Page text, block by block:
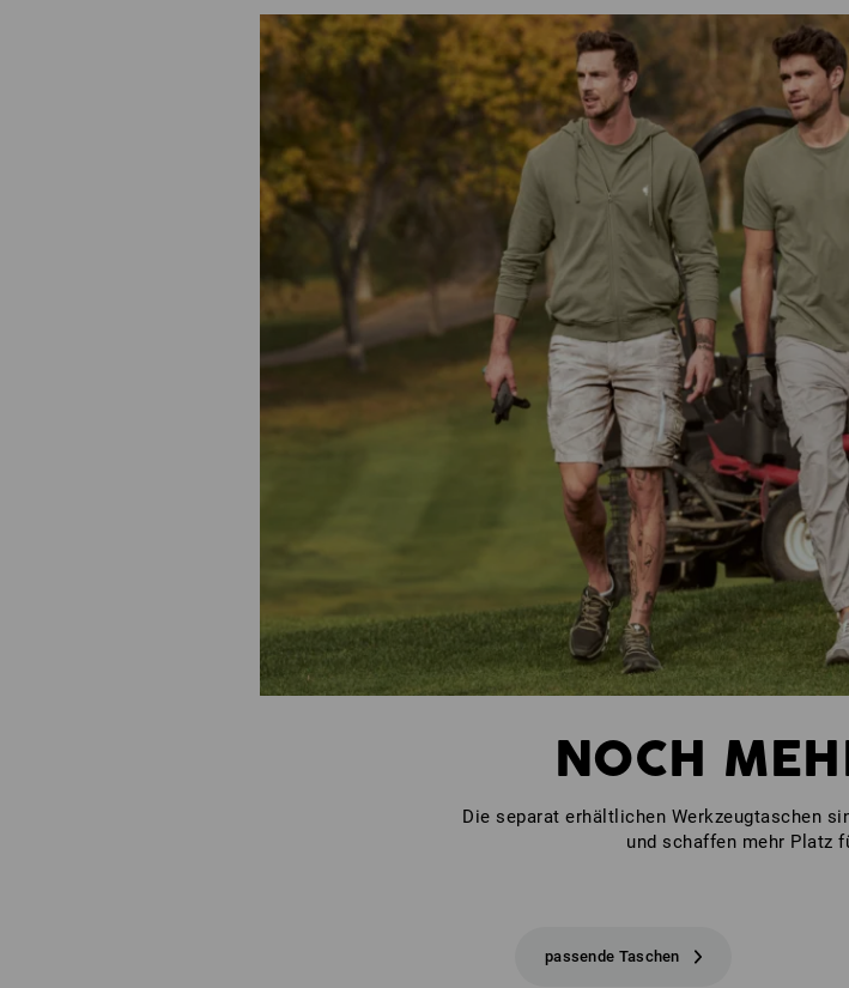
NOCH
Die separat erhältlichen Werkzeugtaschen
und schaffen mehr Platz
passende Taschen